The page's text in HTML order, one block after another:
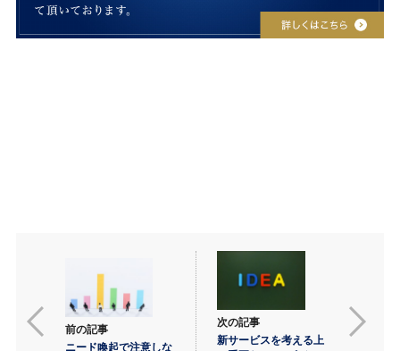
前の記事
ニード喚起で注意しな
次の記事
新サービスを考える上